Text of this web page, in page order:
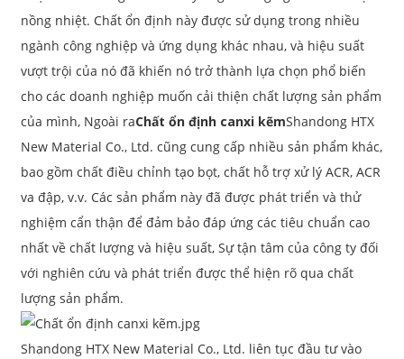
nồng nhiệt. Chất ổn định này được sử dụng trong nhiều
ngành công nghiệp và ứng dụng khác nhau, và hiệu suất
vượt trội của nó đã khiến nó trở thành lựa chọn phổ biến
cho các doanh nghiệp muốn cải thiện chất lượng sản phẩm
của mình, Ngoài raChất ổn định canxi kẽmShandong HTX
New Material Co., Ltd. cũng cung cấp nhiều sản phẩm khác,
bao gồm chất điều chỉnh tạo bọt, chất hỗ trợ xử lý ACR, ACR
va đập, v.v. Các sản phẩm này đã được phát triển và thử
nghiệm cẩn thận để đảm bảo đáp ứng các tiêu chuẩn cao
nhất về chất lượng và hiệu suất, Sự tận tâm của công ty đối
với nghiên cứu và phát triển được thể hiện rõ qua chất
lượng sản phẩm.
Shandong HTX New Material Co., Ltd. liên tục đầu tư vào